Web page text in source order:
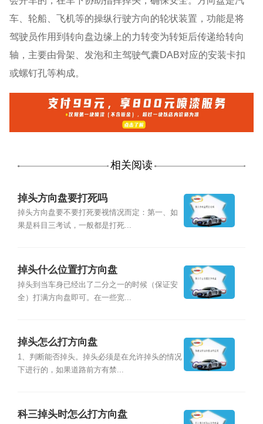
车、轮船、飞机等的操纵行驶方向的轮状装置，功能是将
驾驶员作用到转向盘边缘上的力转变为转矩后传递给转向
轴，主要由骨架、发泡和主驾驶气囊DAB对应的安装卡扣
或螺钉孔等构成。
相关阅读
掉头方向盘要打死吗
掉头方向盘要不要打死要视情况而定：第一、如
果是科目三考试，一般都是打死...
掉头什么位置打方向盘
掉头到当车身已经出了二分之一的时候（保证安
全）打满方向盘即可。在一些宽...
掉头怎么打方向盘
1、判断能否掉头。掉头必须是在允许掉头的情况
下进行的，如果道路前方有禁...
科三掉头时怎么打方向盘